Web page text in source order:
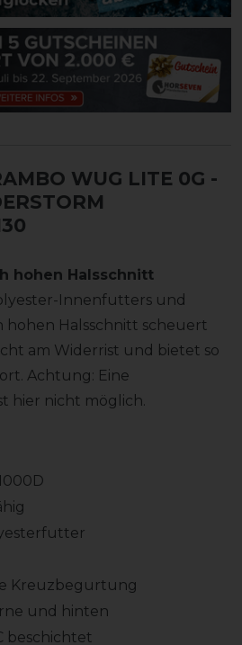
WUG LITE 0G -
hohen Halsschnitt
Innenfutters und
hohen Halsschnitt scheuert
am Widerrist und bietet so
Achtung: Eine
hier nicht möglich.
Kreuzbegurtung
und hinten
beschichtet